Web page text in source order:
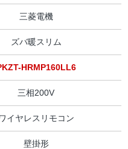
三菱電機
ズバ暖スリム
HRMP160LL6
三相200V
イヤレスリモコン
壁掛形